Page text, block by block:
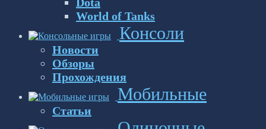
World of Tanks
Консоли
Новости
Обзоры
Прохождения
Мобильные
Статьи